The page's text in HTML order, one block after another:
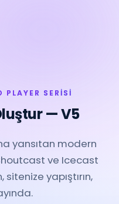
PLAYER SERISI
— V5
yansıtan modern
ve Icecast
yapıştırın,